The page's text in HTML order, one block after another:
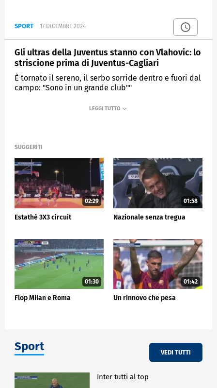
SPORT 17 DICEMBRE 2024
Gli ultras della Juventus stanno con Vlahovic: lo
striscione prima di Juventus-Cagliari
È tornato il sereno, il serbo sorride dentro e fuori dal
campo: "Sono in un grande club""
SPORTMEDIASET
SUGGERITI
02:29
Estathè 3X3 circuit
01:58
Nazionale senza tregua
01:30
Flop Milan e Roma
01:42
Un rinnovo che pesa
Sport VEDI TUTTI
Inter tutti al top